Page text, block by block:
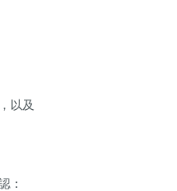
以及
：